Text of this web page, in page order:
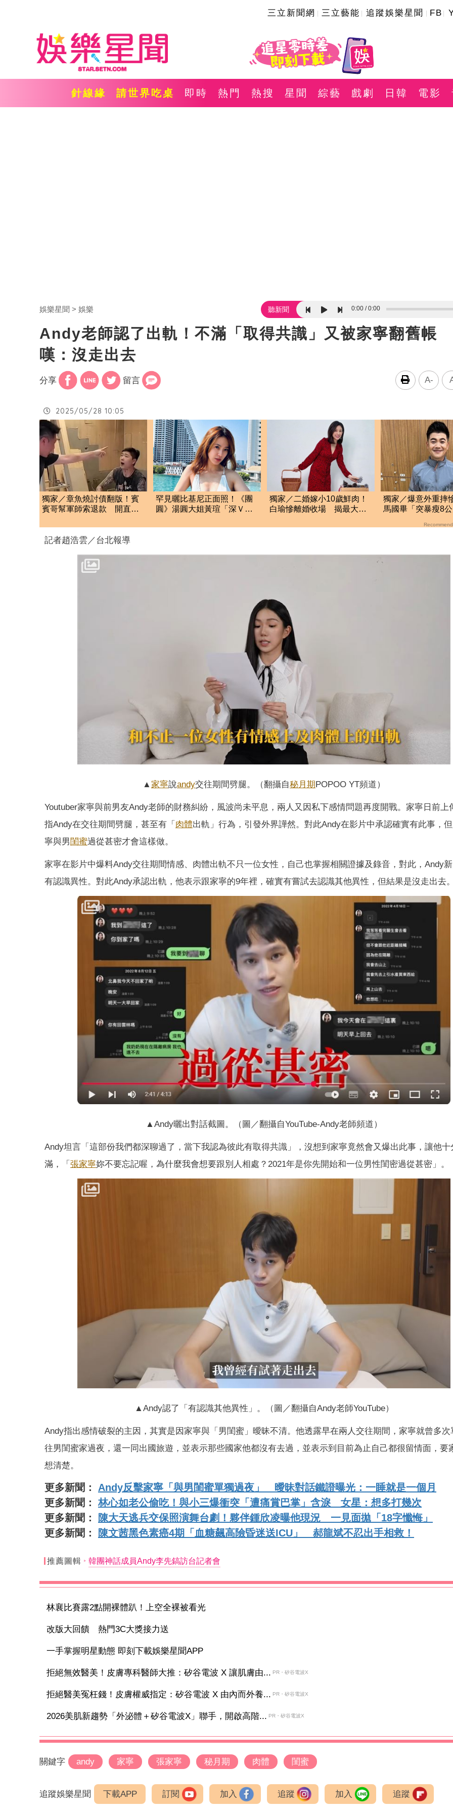
三立新聞網 三立藝能 追蹤娛樂星聞 FB
針線緣 請世界吃桌 即時 熱門 熱搜 星聞 綜藝 戲劇 日韓 電影
娛樂星聞 娛樂 聽新聞 0:00 0:00
Andy老師認了出軌！不滿「取得共識」又被家寧翻舊帳
嘆：沒走出去
分享 留言 A-
2025/05/28 10:05
獨家／章魚燒討債翻版！賓
賓哥幫軍師索退款 開直播
罕見曬比基尼正面照！《團
圓》湯圓大姐黃瑄「深Ｖ到
獨家／二婚嫁小10歲鮮肉！
白瑜慘離婚收場 揭最大關
獨家／爆意外重摔
馬國畢「突暴瘦8
記者趙浩雲／台北報導
▲ 家寧說andy交往期間劈腿。（翻攝自秘月期POPOO YT頻道）
Youtuber家寧與前男友Andy老師的財務糾紛，風波尚未平息，兩人又因私下感情問題再度開戰。家寧日前上
指Andy在交往期間劈腿，甚至有「 肉體出軌」行為，引發外界譁然。對此Andy在影片中承認確實有此事，
寧與男閨蜜過從甚密才會這樣做。
家寧在影片中爆料Andy交往期間情感、肉體出軌不只一位女性，自己也掌握相關證據及錄音，對此，Andy
有認識異性。對此Andy承認出軌，他表示跟家寧的9年裡，確實有嘗試去認識其他異性，但結果是沒走出去
▲Andy曬出對話截圖。（圖／翻攝自YouTube-Andy老師頻道）
Andy坦言「這部份我們都深聊過了，當下我認為彼此有取得共識」，沒想到家寧竟然會又爆出此事，讓他十
滿，「 張家寧妳不要忘記喔，為什麼我會想要跟別人相處？2021年是你先開始和一位男性閨密過從甚密」。
▲Andy認了「有認識其他異性」。（圖／翻攝自Andy老師YouTube）
Andy指出感情破裂的主因，其實是因家寧與「男閨蜜」曖昧不清。他透露早在兩人交往期間，家寧就曾多次
往男閨蜜家過夜，還一同出國旅遊，並表示那些國家他都沒有去過，並表示到目前為止自己都很留情面，要
想清楚。
更多新聞： Andy反擊家寧「與男閨蜜單獨過夜」 曖昧對話鐵證曝光：一睡就是一個月
更多新聞：林心如老公偷吃！與小三爆衝突「遭痛賞巴掌」含淚 女星：想多打幾次
更多新聞：
陳大天逃兵交保照演舞台劇！夥伴鍾欣凌曝他現況 一見面拋「18字懺悔」
更多新聞：
陳文茜黑色素癌4期「血糖飆高險昏迷送ICU」 郝龍斌不忍出手相救！
推薦圖輯 韓團神話成員Andy李先鎬訪台記者會
林襄比賽露2點開裸體趴！上空全裸被看光
改版大回饋 熱門3C大獎接力送
一手掌握明星動態 即刻下載娛樂星聞APP
拒絕無效醫美！皮膚專科醫師大推：矽谷電波 X 讓肌膚由... PR・矽谷電波X
拒絕醫美冤枉錢！皮膚權威指定：矽谷電波 X 由內而外養... PR・矽谷電波X
2026美肌新趨勢「外泌體＋矽谷電波X」聯手，開啟高階... PR・矽谷電波X
關鍵字 andy 家寧 張家寧 秘月期 肉體 閨蜜
追蹤娛樂星聞 下載APP 訂閱 加入 追蹤 加入 追蹤